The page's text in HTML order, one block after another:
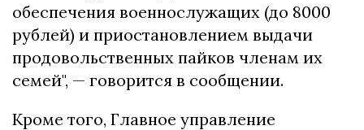
обеспечения военнослужащих (до 8000
рублей) и приостановлением выдачи
продовольственных пайков членам их
семей", — говорится в сообщении.
Кроме того, Главное управление